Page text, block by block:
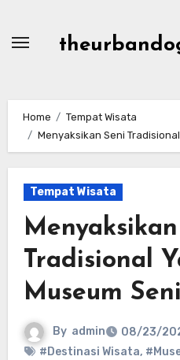
Home
Tempat Wisata
Menyaksikan Seni
Tempat Wisata
Tradisional
Museum
By admin
08/23/
#Destinasi Wisata,